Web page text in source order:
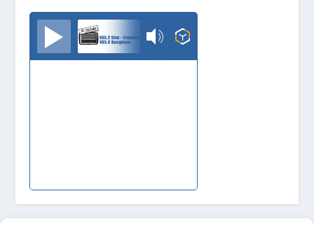
TrudoFM